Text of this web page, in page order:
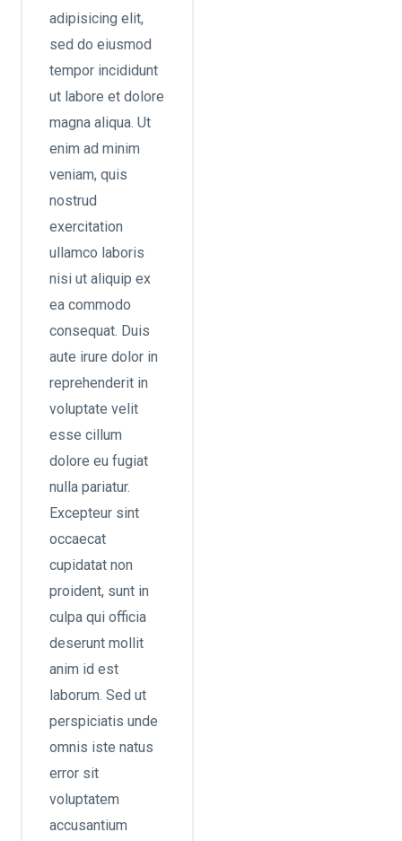
adipisicing elit,
sed do eiusmod
tempor incididunt
ut labore et dolore
magna aliqua. Ut
enim ad minim
veniam, quis
nostrud
exercitation
ullamco laboris
nisi ut aliquip ex
ea commodo
consequat. Duis
aute irure dolor in
reprehenderit in
voluptate velit
esse cillum
dolore eu fugiat
nulla pariatur.
Excepteur sint
occaecat
cupidatat non
proident, sunt in
culpa qui officia
deserunt mollit
anim id est
laborum. Sed ut
perspiciatis unde
omnis iste natus
error sit
voluptatem
accusantium